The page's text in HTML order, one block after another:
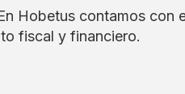
Hobetus contamos con
fiscal y financiero.